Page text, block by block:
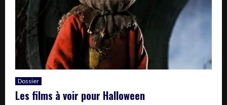
Dossier
Les films à voir pour Halloween